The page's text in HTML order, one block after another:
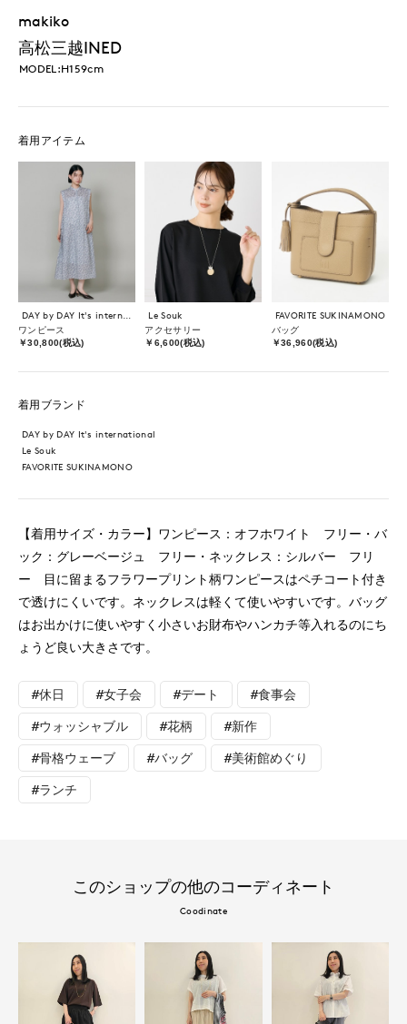
makiko
高松三越INED
MODEL:H159cm
着用アイテム
ワンピース
￥30,800(税込)
Le Souk
アクセサリー
￥6,600(税込)
FAVORITE SUKINAMONO
バッグ
￥36,960(税込)
着用ブランド
DAY by DAY It's international
Le Souk
FAVORITE SUKINAMONO
【着用サイズ・カラー】ワンピース：オフホワイト フリー・バ
ック：グレーベージュ フリー・ネックレス：シルバー フリ
ー 目に留まるフラワープリント柄ワンピースはペチコート付き
で透けにくいです。ネックレスは軽くて使いやすいです。バッグ
はお出かけに使いやすく小さいお財布やハンカチ等入れるのにち
ょうど良い大きさです。
#休日 #女子会 #デート #食事会
#ウォッシャブル #花柄 #新作
#骨格ウェーブ #バッグ #美術館めぐり
#ランチ
このショップの他のコーディネート
Coodinate